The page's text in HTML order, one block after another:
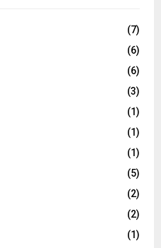
(7)
(6)
(6)
(3)
(1)
(1)
(1)
(5)
(2)
(2)
(1)